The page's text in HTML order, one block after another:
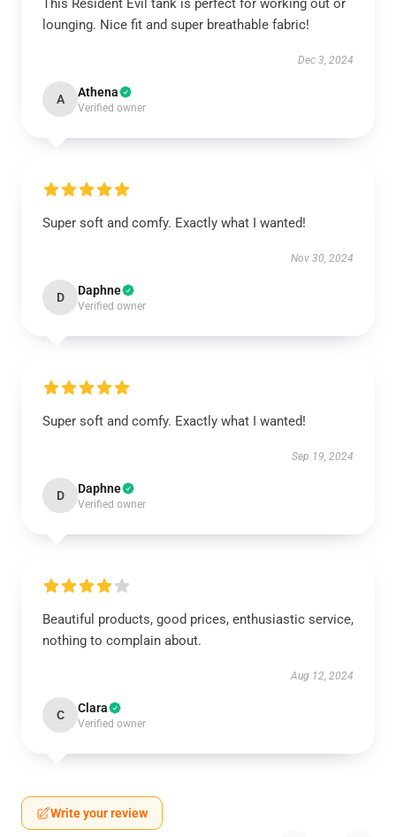
This Resident Evil tank is perfect for working out or
lounging. Nice fit and super breathable fabric!
Dec 3, 2024
A Athena
Verified owner
Super soft and comfy. Exactly what I wanted!
Nov 30, 2024
D Daphne
Verified owner
Super soft and comfy. Exactly what I wanted!
Sep 19, 2024
D Daphne
Verified owner
Beautiful products, good prices, enthusiastic service,
nothing to complain about.
Aug 12, 2024
C Clara
Verified owner
Write your review